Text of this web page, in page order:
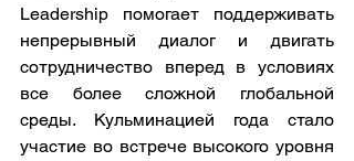
Leadership помогает поддерживать
непрерывный диалог и двигать
сотрудничество вперед в условиях
все более сложной глобальной
среды. Кульминацией года стало
участие во встрече высокого уровня